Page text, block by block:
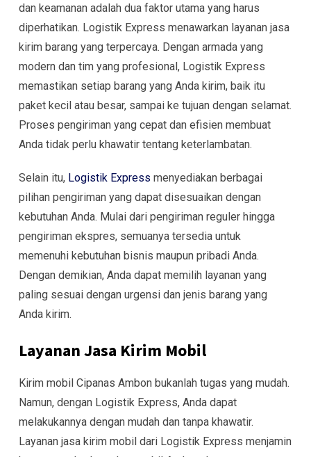
dan keamanan adalah dua faktor utama yang harus
diperhatikan. Logistik Express menawarkan layanan jasa
kirim barang yang terpercaya. Dengan armada yang
modern dan tim yang profesional, Logistik Express
memastikan setiap barang yang Anda kirim, baik itu
paket kecil atau besar, sampai ke tujuan dengan selamat.
Proses pengiriman yang cepat dan efisien membuat
Anda tidak perlu khawatir tentang keterlambatan.
Selain itu, Logistik Express menyediakan berbagai
pilihan pengiriman yang dapat disesuaikan dengan
kebutuhan Anda. Mulai dari pengiriman reguler hingga
pengiriman ekspres, semuanya tersedia untuk
memenuhi kebutuhan bisnis maupun pribadi Anda.
Dengan demikian, Anda dapat memilih layanan yang
paling sesuai dengan urgensi dan jenis barang yang
Anda kirim.
Layanan Jasa Kirim Mobil
Kirim mobil Cipanas Ambon bukanlah tugas yang mudah.
Namun, dengan Logistik Express, Anda dapat
melakukannya dengan mudah dan tanpa khawatir.
Layanan jasa kirim mobil dari Logistik Express menjamin